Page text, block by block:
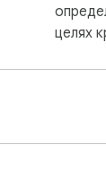
целях